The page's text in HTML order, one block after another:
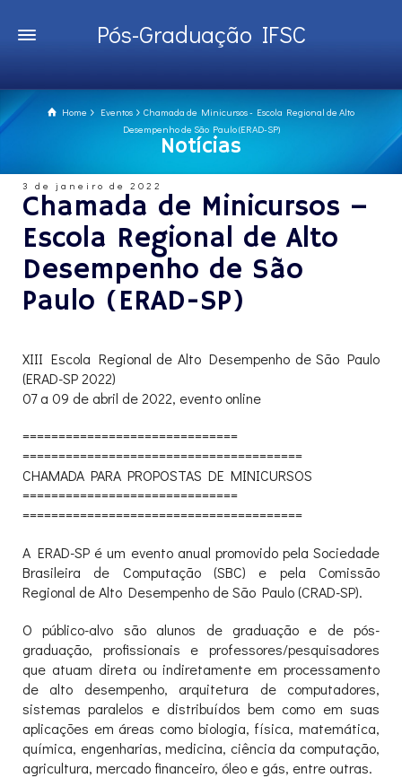
Pós-Graduação IFSC
Home Eventos
Chamada de Minicursos - Escola Regional de Alto
Desempenho de São Paulo (ERAD-SP)
Notícias
3 de janeiro de 2022
Chamada de Minicursos –
Escola Regional de Alto
Desempenho de São
Paulo (ERAD-SP)
XIII Escola Regional de Alto Desempenho de São Paulo
(ERAD-SP 2022)
07 a 09 de abril de 2022, evento online
==============================
=======================================
CHAMADA PARA PROPOSTAS DE MINICURSOS
==============================
=======================================
A ERAD-SP é um evento anual promovido pela Sociedade
Brasileira de Computação (SBC) e pela Comissão
Regional de Alto Desempenho de São Paulo (CRAD-SP).
O público-alvo são alunos de graduação e de pós-
graduação, profissionais e professores/pesquisadores
que atuam direta ou indiretamente em processamento
de alto desempenho, arquitetura de computadores,
sistemas paralelos e distribuídos bem como em suas
aplicações em áreas como biologia, física, matemática,
química, engenharias, medicina, ciência da computação,
agricultura, mercado financeiro, óleo e gás, entre outras.